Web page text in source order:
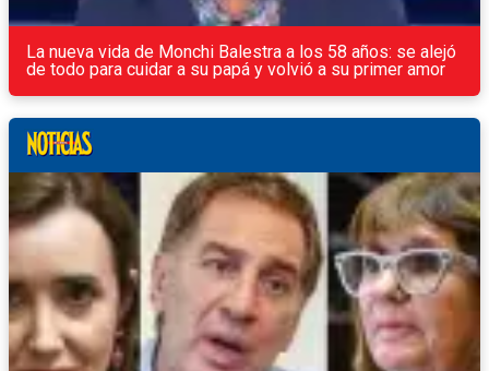
La nueva vida de Monchi Balestra a los 58 años: se alejó
de todo para cuidar a su papá y volvió a su primer amor